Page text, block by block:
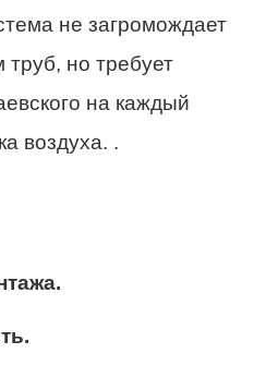
не загромождает
но требует
на каждый
воздуха. .